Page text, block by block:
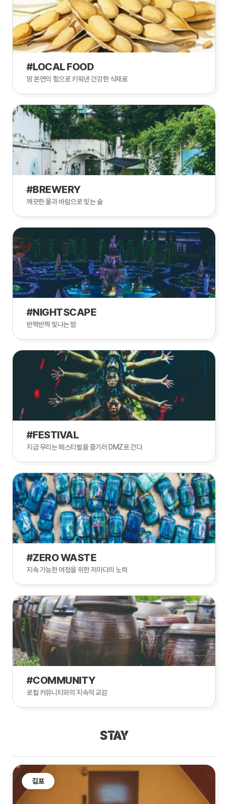
#LOCAL FOOD
땅 본연의 힘으로 키워낸 건강한 식재료
#BREWERY
깨끗한 물과 바람으로 빚는 술
#NIGHTSCAPE
반짝반짝 빛나는 밤
#FESTIVAL
지금 우리는 페스티벌을 즐기러 DMZ로 간다
#ZERO WASTE
지속 가능한 여정을 위한 저마다의 노력
#COMMUNITY
로컬 커뮤니티와의 지속적 교감
STAY
김포